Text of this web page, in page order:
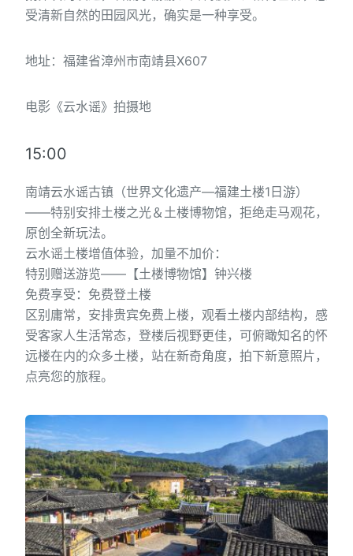
受清新自然的田园风光，确实是一种享受。
地址：福建省漳州市南靖县X607
电影《云水谣》拍摄地
15:00
南靖云水谣古镇（世界文化遗产—福建土楼1日游）
——特别安排土楼之光＆土楼博物馆，拒绝走马观花，
原创全新玩法。
云水谣土楼增值体验，加量不加价：
特别赠送游览——【土楼博物馆】钟兴楼
免费享受：免费登土楼
区别庸常，安排贵宾免费上楼，观看土楼内部结构，感
受客家人生活常态，登楼后视野更佳，可俯瞰知名的怀
远楼在内的众多土楼，站在新奇角度，拍下新意照片，
点亮您的旅程。